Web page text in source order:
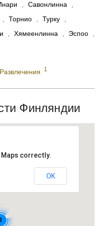
Савонлинна
Торнио Турку
Хямеенлинна Эспоо
Развлечения 1
Финляндии
Maps correctly.
OK